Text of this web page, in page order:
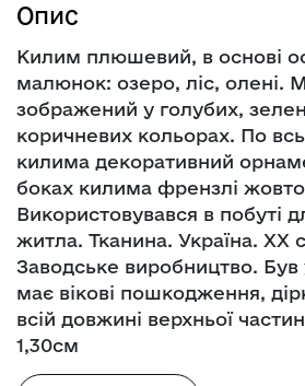
Опис
Килим плюшевий, в основі
малюнок: озеро, ліс, олені.
зображений у голубих,
коричневих кольорах. По
килима декоративний
боках килима френзлі
Використовувався в побуті
житла. Тканина. Україна. ХХ
Заводське виробництво. Був
має вікові пошкодження,
всій довжині верхньої
1,30см